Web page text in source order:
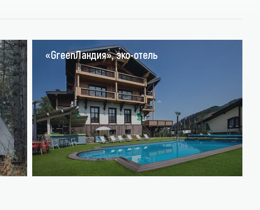
«GreenЛандия», эко-отель